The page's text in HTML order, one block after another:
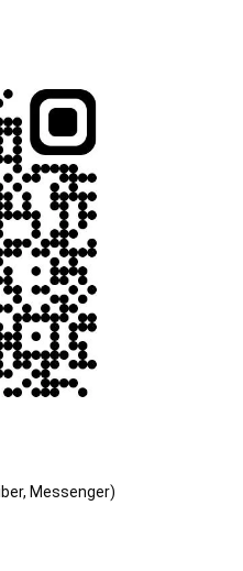
Messenger)